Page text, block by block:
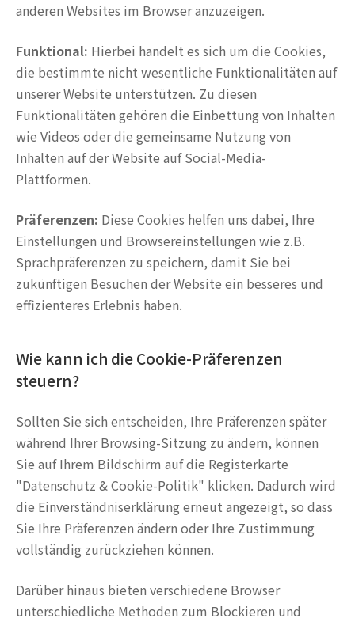
anderen Websites im Browser anzuzeigen.
Funktional: Hierbei handelt es sich um die Cookies,
die bestimmte nicht wesentliche Funktionalitäten auf
unserer Website unterstützen. Zu diesen
Funktionalitäten gehören die Einbettung von Inhalten
wie Videos oder die gemeinsame Nutzung von
Inhalten auf der Website auf Social-Media-
Plattformen.
Präferenzen: Diese Cookies helfen uns dabei, Ihre
Einstellungen und Browsereinstellungen wie z.B.
Sprachpräferenzen zu speichern, damit Sie bei
zukünftigen Besuchen der Website ein besseres und
effizienteres Erlebnis haben.
Wie kann ich die Cookie-Präferenzen
steuern?
Sollten Sie sich entscheiden, Ihre Präferenzen später
während Ihrer Browsing-Sitzung zu ändern, können
Sie auf Ihrem Bildschirm auf die Registerkarte
"Datenschutz & Cookie-Politik" klicken. Dadurch wird
die Einverständniserklärung erneut angezeigt, so dass
Sie Ihre Präferenzen ändern oder Ihre Zustimmung
vollständig zurückziehen können.
Darüber hinaus bieten verschiedene Browser
unterschiedliche Methoden zum Blockieren und